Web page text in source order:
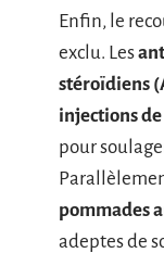
Enfin, le
exclu. Les
stéroïdiens
injections
pour
pommades
adeptes de